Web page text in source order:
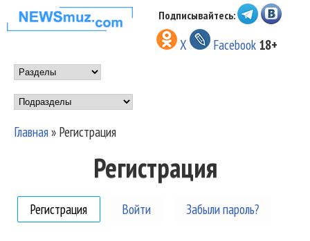
Перейти к основному
содержанию
НОВОСТИ
МУЗЫКИ И
ШОУ БИЗНЕСА
NEWSMUZ.COM
Подписывайтесь:
X Facebook 18+
Main menu
Подразделы
Главная» Регистрация
Регистрация
Регистрация (активная вкладка)
Войти Забыли пароль?